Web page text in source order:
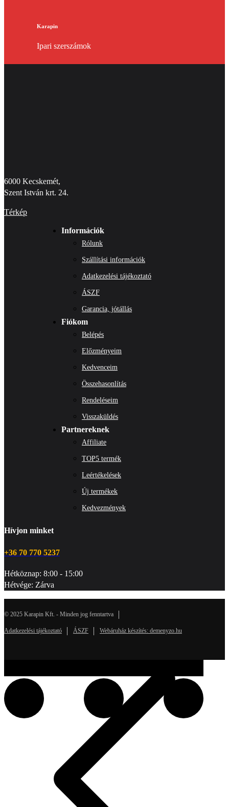
Karapin
Ipari szerszámok
6000 Kecskemét,
Szent István krt. 24.
Térkép
Információk
Rólunk
Szállítási információk
Adatkezelési tájékoztató
ÁSZF
Garancia, jótállás
Fiókom
Belépés
Előzményeim
Kedvenceim
Összehasonlítás
Rendeléseim
Visszaküldés
Partnereknek
Affiliate
TOP5 termék
Leértékelések
Új termékek
Kedvezmények
Hívjon minket
+36 70 770 5237
Hétköznap: 8:00 - 15:00
Hétvége: Zárva
© 2025 Karapin Kft. - Minden jog fenntartva
Adatkezelési tájékoztató ÁSZF Webáruház készítés: demenyzo.hu